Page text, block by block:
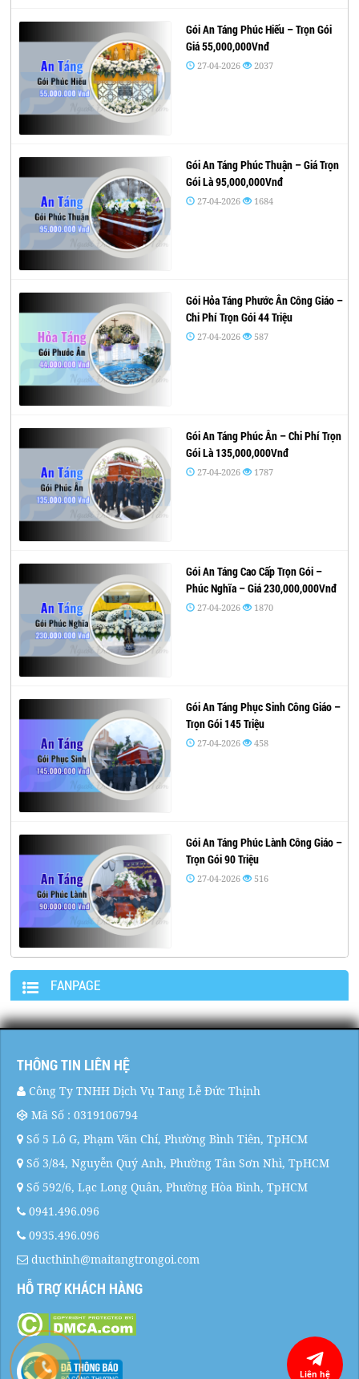
Gói An Táng Phúc Hiếu – Trọn Gói
Giá 55,000,000Vnđ
27-04-2026 2037
Gói An Táng Phúc Thuận – Giá Trọn
Gói Là 95,000,000Vnđ
27-04-2026 1684
Gói Hỏa Táng Phước Ân Công Giáo –
Chi Phí Trọn Gói 44 Triệu
27-04-2026 587
Gói An Táng Phúc Ân – Chi Phí Trọn
Gói Là 135,000,000Vnđ
27-04-2026 1787
Gói An Táng Cao Cấp Trọn Gói –
Phúc Nghĩa – Giá 230,000,000Vnđ
27-04-2026 1870
Gói An Táng Phục Sinh Công Giáo –
Trọn Gói 145 Triệu
27-04-2026 458
Gói An Táng Phúc Lành Công Giáo –
Trọn Gói 90 Triệu
27-04-2026 516
FANPAGE
THÔNG TIN LIÊN HỆ
Công Ty TNHH Dịch Vụ Tang Lễ Đức Thịnh
Mã Số : 0319106794
Số 5 Lô G, Phạm Văn Chí, Phường Bình Tiên, TpHCM
Số 3/84, Nguyễn Quý Anh, Phường Tân Sơn Nhì, TpHCM
Số 592/6, Lạc Long Quân, Phường Hòa Bình, TpHCM
0941.496.096
0935.496.096
ducthinh@maitangtrongoi.com
HỖ TRỢ KHÁCH HÀNG
Liên hệ